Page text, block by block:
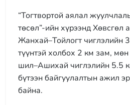
“Тогтвортой аялал
төсөл”-ийн хүрээнд Хөвсгөл
Жанхай–Тойлогт чиглэлийн
түүнтэй холбох 2 км зам,
шил–Ашихай чиглэлийн 5.5
бүтээн байгуулалтын ажил
байна.